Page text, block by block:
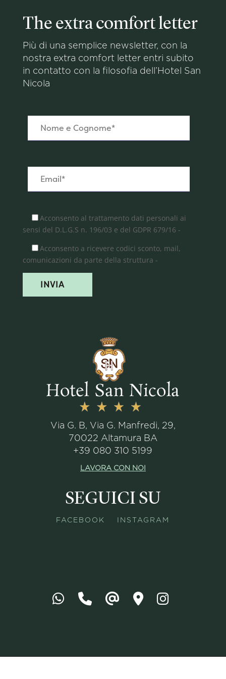
The extra comfort letter
Più di una semplice newsletter, con la
nostra extra comfort letter entri subito
in contatto con la filosofia dell’Hotel San
Nicola
Acconsento al trattamento dati personali ai
sensi del D.L.G.S n. 196/03 e del GDPR 679/16 -
Acconsento a ricevere codici sconto, mail,
comunicazioni da parte della struttura -
INVIA
Via G. B, Via G. Manfredi, 29,
70022 Altamura BA
+39 080 310 5199
LAVORA CON NOI
SEGUICI SU
FACEBOOK INSTAGRAM